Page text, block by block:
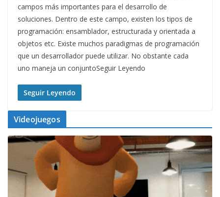
campos más importantes para el desarrollo de
soluciones. Dentro de este campo, existen los tipos de
programación: ensamblador, estructurada y orientada a
objetos etc. Existe muchos paradigmas de programación
que un desarrollador puede utilizar. No obstante cada
uno maneja un conjuntoSeguir Leyendo
Seguir Leyendo
Videojuegos